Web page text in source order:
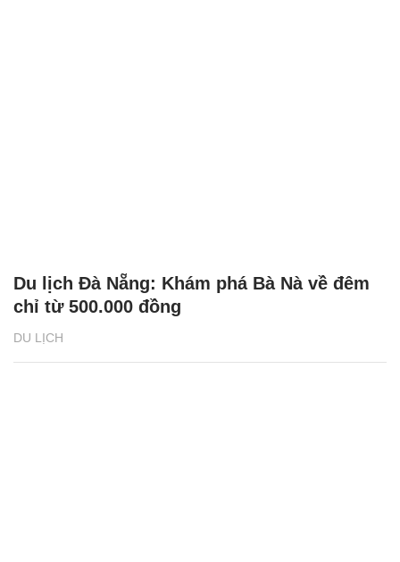
DU LỊCH
Du lịch Đà Nẵng: Khám phá Bà Nà về đêm
chỉ từ 500.000 đồng